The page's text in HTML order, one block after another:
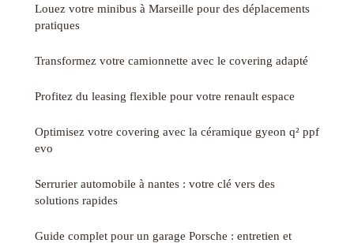
Louez votre minibus à Marseille pour des déplacements
pratiques
Transformez votre camionnette avec le covering adapté
Profitez du leasing flexible pour votre renault espace
Optimisez votre covering avec la céramique gyeon q² ppf
evo
Serrurier automobile à nantes : votre clé vers des
solutions rapides
Guide complet pour un garage Porsche : entretien et